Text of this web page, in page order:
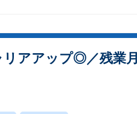
アアップ◎／残業月